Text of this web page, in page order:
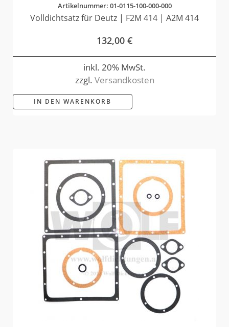
Artikelnummer: 01-0115-100-000-000
Volldichtsatz für Deutz | F2M 414 | A2M 414
132,00 €
inkl. 20% MwSt.
zzgl. Versandkosten
IN DEN WARENKORB